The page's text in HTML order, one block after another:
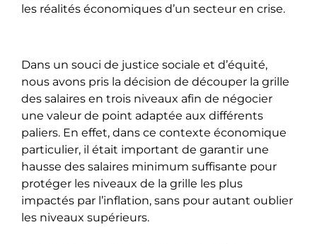
les réalités économiques d’un secteur en crise.
Dans un souci de justice sociale et d’équité,
nous avons pris la décision de découper la grille
des salaires en trois niveaux afin de négocier
une valeur de point adaptée aux différents
paliers. En effet, dans ce contexte économique
particulier, il était important de garantir une
hausse des salaires minimum suffisante pour
protéger les niveaux de la grille les plus
impactés par l’inflation, sans pour autant oublier
les niveaux supérieurs.